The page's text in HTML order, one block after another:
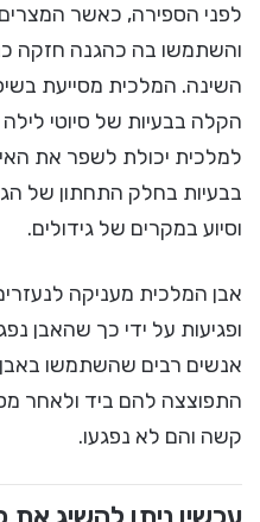
לפני הספירה, כאשר
והשתמשו בה כהגנה חזקה
השינה. המלכית מסייעת
הקלה בבעיות של סיוטי
למלכית יכולת לשפר את
בבעיות בחלק התחתון של
וסיוע במקרים של גידולים.
אבן המלכית מעניקה
ופגיעות על ידי כך שהאבן
אנשים רבים שהשתמשו
התפוצצה להם ביד ולאחר
קשה והם לא נפגעו.